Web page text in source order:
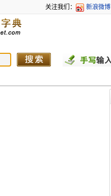
关注我们： 新浪微博